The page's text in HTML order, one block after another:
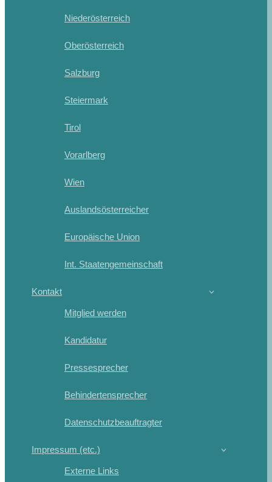
Niederösterreich
Oberösterreich
Salzburg
Steiermark
Tirol
Vorarlberg
Wien
Auslandsösterreicher
Europäische Union
Int. Staatengemeinschaft
Kontakt
Mitglied werden
Kandidatur
Pressesprecher
Behindertensprecher
Datenschutzbeauftragter
Impressum (etc.)
Externe Links